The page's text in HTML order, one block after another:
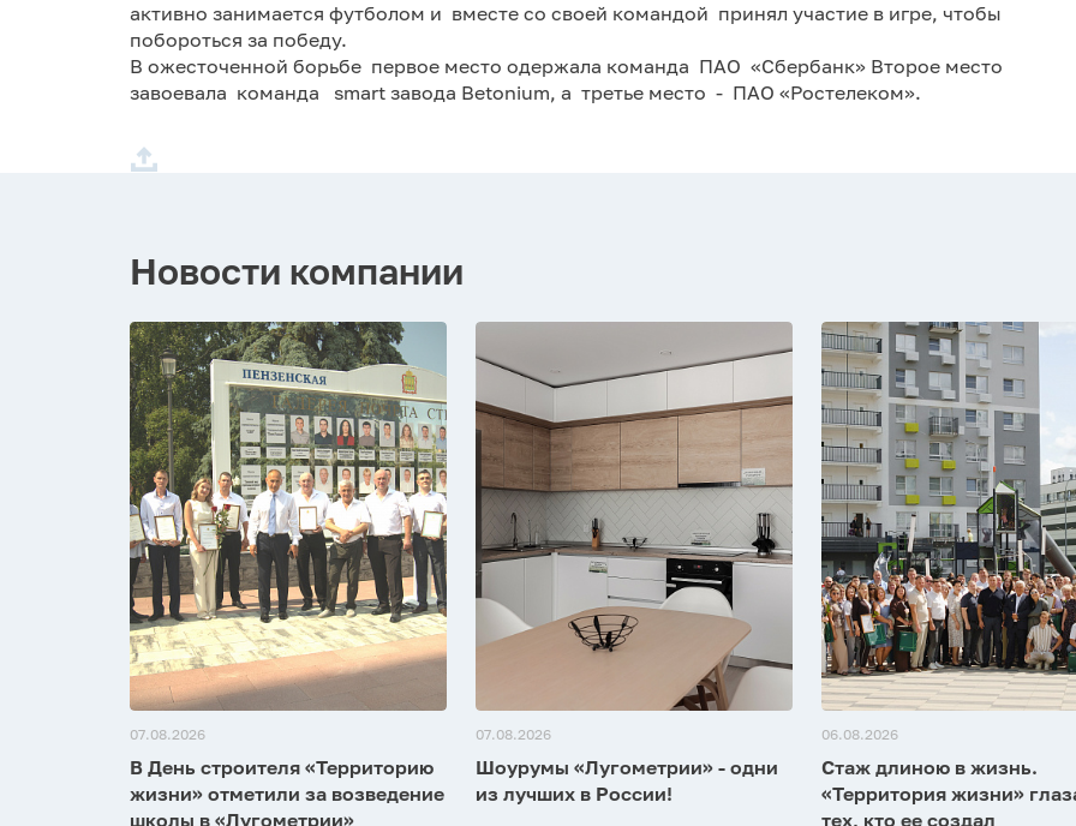
активно занимается футболом и вместе со своей командой принял участие в игре, чтобы
побороться за победу.
В ожесточенной борьбе первое место одержала команда ПАО «Сбербанк» Второе место
завоевала команда smart завода Betonium, а третье место - ПАО «Ростелеком».
Новости компании
07.08.2026
В День строителя «Территорию
жизни» отметили за возведение
школы в «Лугометрии»
07.08.2026
Шоурумы «Лугометрии» - одни
из лучших в России!
06.08.2026
Стаж длиною в жизнь.
«Территория жизни»
тех, кто ее создал